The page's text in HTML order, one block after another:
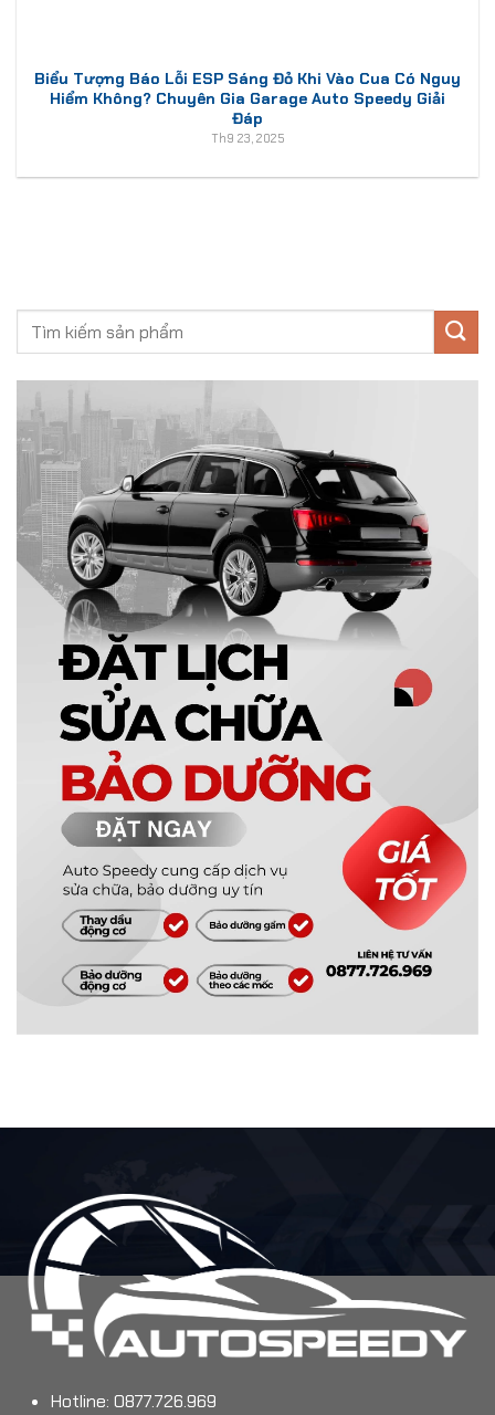
Biểu Tượng Báo Lỗi ESP Sáng Đỏ Khi Vào Cua Có Nguy
Hiểm Không? Chuyên Gia Garage Auto Speedy Giải
Đáp
Th9 23, 2025
Hotline: 0877.726.969